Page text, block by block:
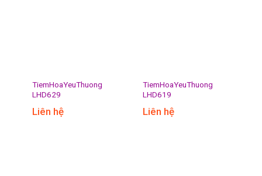
TiemHoaYeuThuong
LHD629
Liên hệ
TiemHoaYeuThuong
LHD619
Liên hệ